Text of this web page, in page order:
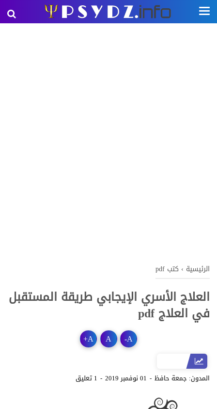
الرئيسية › كتب pdf
العلاج الأسري الإيجابي طريقة المستقبل
في العلاج pdf
A
-
A
A
+
المدون: جمعة حافظ 01 نوفمبر 2019 1 تعليق